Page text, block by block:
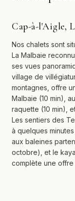
Cap-à-l'Aigle,
Nos chalets sont
La Malbaie
ses vues
village de
montagnes, offre
Malbaie (10 min),
raquette (10 min),
Les sentiers des
à quelques
aux baleines
octobre), et le
complète une